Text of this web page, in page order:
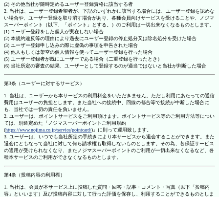
(2) その他当社が随時定めるユーザー登録資格に該当する者
2. 当社は、ユーザー登録希望者が、下記のいずれかに該当する場合には、ユーザー登録を認めな
い場合や、ユーザー登録を取り消す場合があり、各種会員向けサービスを受けることや、ノジマ
スーパーポイント（以下、「ポイント」とする。）のご利用は一切出来なくなるものとします。
(1) ユーザー登録をした個人が実在しない場合
(2) 本規約違反等の理由により過去にユーザー登録の停止処分又は除名処分を受けた場合
(3) ユーザー登録申し込みの際に虚偽の事項を申告された場合
(4) 他人もしくは架空の個人情報を使ってユーザー登録を行った場合
(5) ユーザー登録者が既にユーザーである場合（二重登録を行ったとき）
(6) 当社所定の審査の結果、ユーザーとして登録するのが適当ではないと当社が判断した場合
第3条（ユーザーに対するサービス）
1. 当社は、ユーザーから本サービスの利用料金をいただきません。ただし利用にあたっての通信
費用はユーザーの負担とします。また当社への接続中、回線の都合等で接続が中断した場合に
も、当社では一切の責任を負いません。
2. ユーザーは、ポイントサービスをご利用頂けます。ポイントサービス等のご利用方法等につい
ては、別途定めた『ノジマスーパーポイントご利用規約
(https://www.nojima.co.jp/service/pointcard/)』に則って運用致します。
3. ユーザーは、いつでも当社所定の手続きにより本サービスから退会することができます。また
退会にともなって当社に対して何ら請求権も取得しないものとします。その為、各保証サービス
の適用が受けられなくなり、またノジマスーパーポイントのご利用が一切出来なくなるなど、各
種本サービスのご利用ができなくなるものとします。
第4条（投稿内容の利用権）
1. 当社は、会員が本サービス上に投稿した質問・回答・記事・コメント・写真（以下「投稿内
容」といいます）及び投稿内容に対して行った評価を保存し、利用することができるものとしま